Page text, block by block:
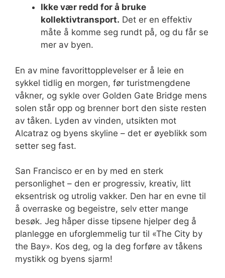
Ikke vær redd for å bruke
kollektivtransport. Det er en effektiv
måte å komme seg rundt på, og du får se
mer av byen.
En av mine favorittopplevelser er å leie en
sykkel tidlig en morgen, før turistmengdene
våkner, og sykle over Golden Gate Bridge mens
solen står opp og brenner bort den siste resten
av tåken. Lyden av vinden, utsikten mot
Alcatraz og byens skyline – det er øyeblikk som
setter seg fast.
San Francisco er en by med en sterk
personlighet – den er progressiv, kreativ, litt
eksentrisk og utrolig vakker. Den har en evne til
å overraske og begeistre, selv etter mange
besøk. Jeg håper disse tipsene hjelper deg å
planlegge en uforglemmelig tur til «The City by
the Bay». Kos deg, og la deg forføre av tåkens
mystikk og byens sjarm!